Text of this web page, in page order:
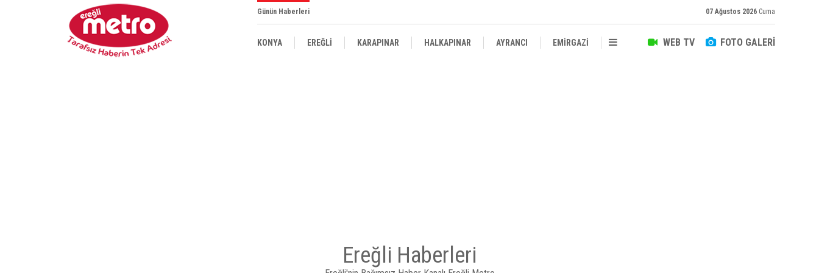
Günün Haberleri 07 Ağustos 2026 Cuma
WEB TV FOTO GALERİ
KONYA EREĞLİ KARAPINAR HALKAPINAR AYRANCI EMİRGAZİ
Ereğli Haberleri